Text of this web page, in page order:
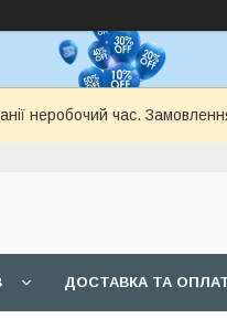
неробочий час.
ДОСТАВКА ТА